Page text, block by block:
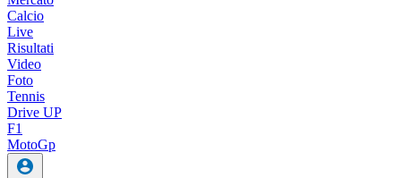
Calcio
Live
Risultati
Video
Foto
Tennis
Drive UP
F1
MotoGp